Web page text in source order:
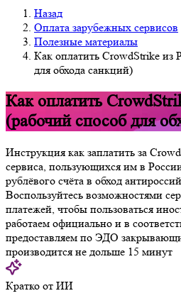
Назад
Оплата зарубежных сервисов
Полезные материалы
Как оплатить CrowdStrike из
для обхода санкций)
Как оплатить
(рабочий способ для
Инструкция как заплатить за
сервиса, пользующихся им в
рублёвого счёта в обход
Воспользуйтесь возможностями
платежей, чтобы пользоваться
работаем официально и в
предоставляем по ЭДО
производится не дольше 15 минут
Кратко от ИИ